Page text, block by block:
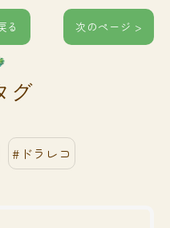
る 次のページ >
グ
#ドラレコ